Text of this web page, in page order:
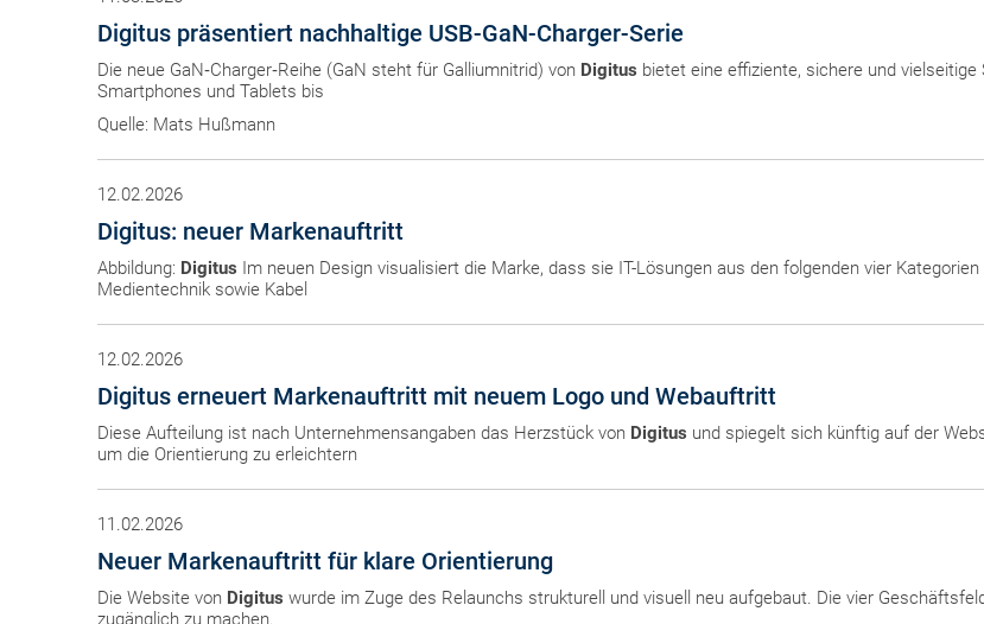
Digitus präsentiert nachhaltige USB-GaN-Charger-Serie
Die neue GaN‑Charger‑Reihe (GaN steht für Galliumnitrid) von Digitus bietet eine effiziente, sichere und
Smartphones und Tablets bis
Quelle: Mats Hußmann
12.02.2026
Digitus: neuer Markenauftritt
Abbildung: Digitus Im neuen Design visualisiert die Marke, dass sie IT-Lösungen aus den folgenden vier
Medientechnik sowie Kabel
12.02.2026
Digitus erneuert Markenauftritt mit neuem Logo und Webauftritt
Diese Aufteilung ist nach Unternehmensangaben das Herzstück von Digitus und spiegelt sich künftig auf der
um die Orientierung zu erleichtern
11.02.2026
Neuer Markenauftritt für klare Orientierung
Die Website von Digitus wurde im Zuge des Relaunchs strukturell und visuell neu aufgebaut. Die vier
zugänglich zu machen.